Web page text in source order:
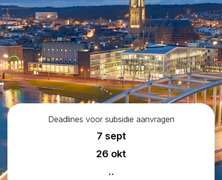
Deadlines voor subsidie aanvragen
7 sept
26 okt
..